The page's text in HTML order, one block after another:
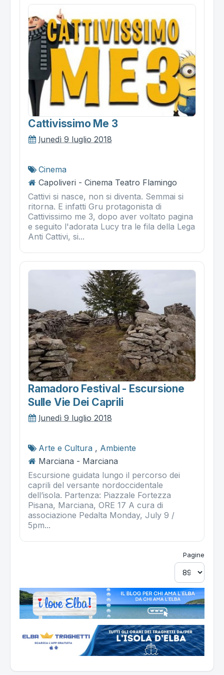
Cattivissimo Me 3
lunedì 9 luglio 2018
Cinema
Capoliveri - Cinema Teatro Flamingo
Cattivi si nasce, non si diventa. Semmai si
ritorna. E infatti Gru protagonista di
Cattivissimo me 3, dopo aver voltato pagina
e seguito l'adorata Lucy tra le fila della Lega
Anti Cattivi, si...
Ramadoro Festival - Escursione
Sulle Vie Dei Caprili
lunedì 9 luglio 2018
Arte e Cultura , Ambiente
Marciana - Marciana
Escursione guidata lungo il percorso dei
caprili del versante nordoccidentale
dell’isola. Partenza: Piazzale Fortezza
Pisana, Marciana, ORE 17 A cura di
associazione Pedalta Monday, July 9 /
5pm...
Pagine